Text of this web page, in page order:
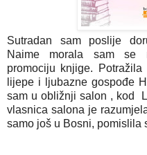
Sutradan sam poslije
Naime morala sam se
promociju knjige.
lijepe i ljubazne gospođe
sam u obližnji salon , kod
vlasnica salona je
samo još u Bosni, pomislila